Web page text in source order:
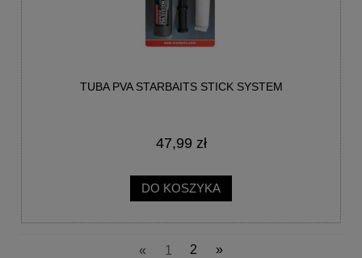
TUBA PVA STARBAITS STICK SYSTEM
47,99 zł
DO KOSZYKA
« 1 2 »